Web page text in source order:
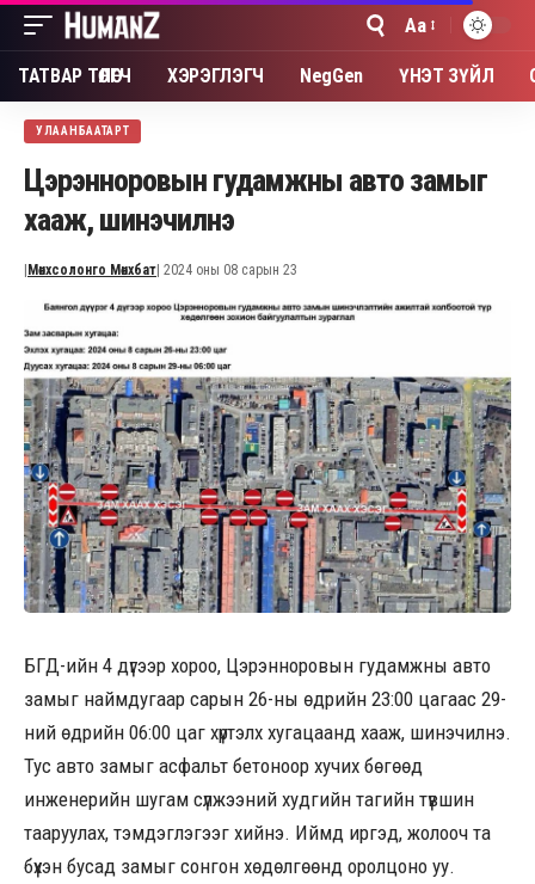
Font
Resizer
Aa
ТАТВАР ТӨЛӨГЧ ХЭРЭГЛЭГЧ NegGen ҮНЭТ ЗҮЙЛ
УЛААНБААТАРТ
Цэрэнноровын гудамжны авто замыг
хааж, шинэчилнэ
Мөнхсолонго Мөнхбат | 2024 оны 08 сарын 23
БГД-ийн 4 дүгээр хороо, Цэрэнноровын гудамжны авто
замыг наймдугаар сарын 26-ны өдрийн 23:00 цагаас 29-
ний өдрийн 06:00 цаг хүртэлх хугацаанд хааж, шинэчилнэ.
Тус авто замыг асфальт бетоноор хучих бөгөөд
инженерийн шугам сүлжээний худгийн тагийн түвшин
тааруулах, тэмдэглэгээг хийнэ. Иймд иргэд, жолооч та
бүхэн бусад замыг сонгон хөдөлгөөнд оролцоно уу.